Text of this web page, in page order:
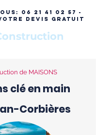
06 21 41 02 57 -
DEVIS GRATUIT
de MAISONS
clé en main
Corbières